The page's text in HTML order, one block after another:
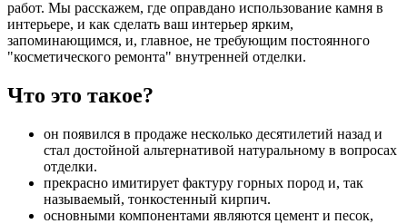
работ. Мы расскажем, где оправдано использование камня в
интерьере, и как сделать ваш интерьер ярким,
запоминающимся, и, главное, не требующим постоянного
"косметического ремонта" внутренней отделки.
Что это такое?
он появился в продаже несколько десятилетий назад и
стал достойной альтернативой натуральному в вопросах
отделки.
прекрасно имитирует фактуру горных пород и, так
называемый, тонкостенный кирпич.
основными компонентами являются цемент и песок,